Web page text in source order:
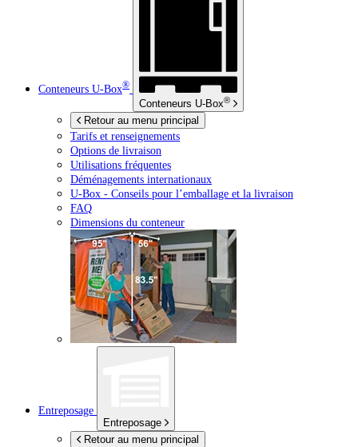
Conteneurs U-Box®
Conteneurs U-Box®
Retour au menu principal
Tarifs et renseignements
Options de livraison
Utilisations fréquentes
Déménagements internationaux
U-Box - Conseils pour l’emballage et la livraison
FAQ
Dimensions du conteneur
Entreposage
Entreposage
Retour au menu principal